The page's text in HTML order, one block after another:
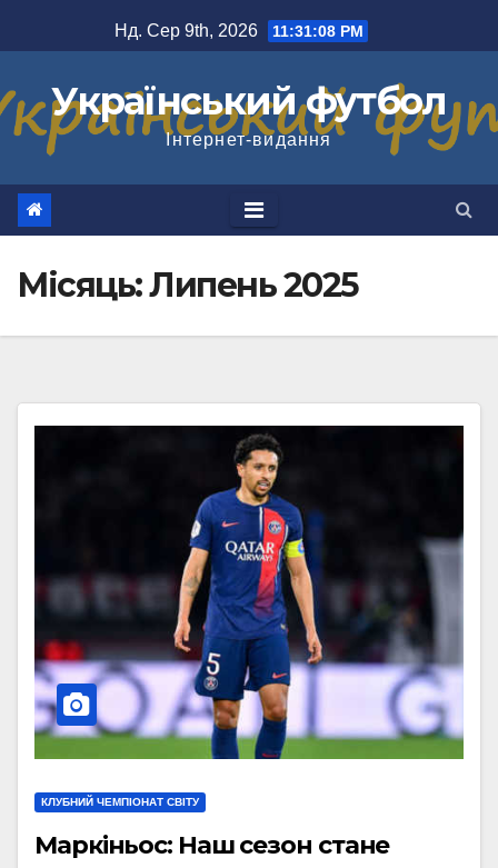
до
Нд. Сер 9th, 2026 11:31:10 PM
Український футбол
Інтернет-видання
Місяць:Липень 2025
КЛУБНИЙ ЧЕМПІОНАТ СВІТУ
Маркіньос: Наш сезон стане